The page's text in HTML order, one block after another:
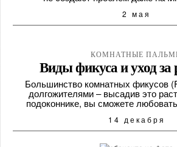
2 мая
КОМНАТНЫЕ
Виды фикуса и уход за
Большинство комнатных фикусов
долгожителями – высадив это
подоконнике, вы сможете
14 декабря